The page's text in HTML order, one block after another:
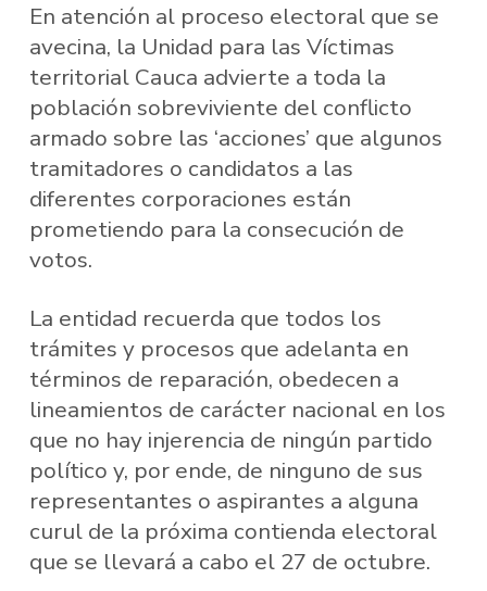
En atención al proceso electoral que se
avecina, la Unidad para las Víctimas
territorial Cauca advierte a toda la
población sobreviviente del conflicto
armado sobre las ‘acciones’ que algunos
tramitadores o candidatos a las
diferentes corporaciones están
prometiendo para la consecución de
votos.
La entidad recuerda que todos los
trámites y procesos que adelanta en
términos de reparación, obedecen a
lineamientos de carácter nacional en los
que no hay injerencia de ningún partido
político y, por ende, de ninguno de sus
representantes o aspirantes a alguna
curul de la próxima contienda electoral
que se llevará a cabo el 27 de octubre.